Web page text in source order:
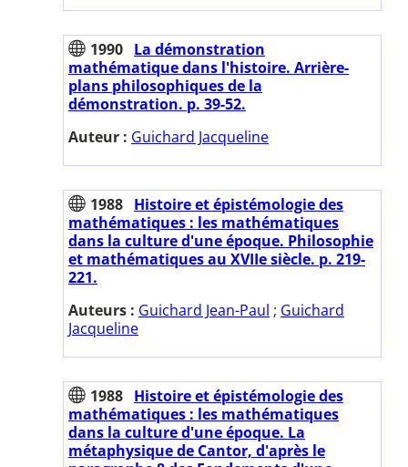
1990 La démonstration
mathématique dans l'histoire. Arrière-
plans philosophiques de la
démonstration. p. 39-52.
Auteur : Guichard Jacqueline
1988 Histoire et épistémologie des
mathématiques : les mathématiques
dans la culture d'une époque. Philosophie
et mathématiques au XVIIe siècle. p. 219-
221.
Auteurs : Guichard Jean-Paul ; Guichard
Jacqueline
1988 Histoire et épistémologie des
mathématiques : les mathématiques
dans la culture d'une époque. La
métaphysique de Cantor, d'après le